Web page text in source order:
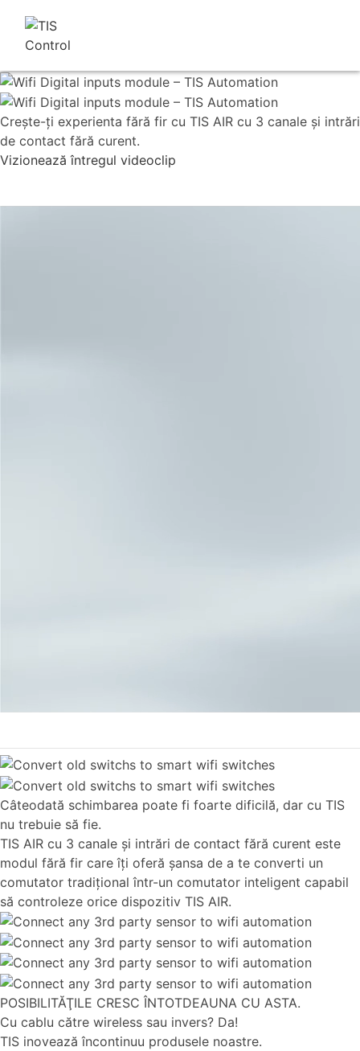
Creşte-ţi experienta fără fir cu TIS AIR cu 3 canale şi intrări
de contact fără curent.
Vizionează întregul videoclip
Câteodată schimbarea poate fi foarte dificilă, dar cu TIS
nu trebuie să fie.
TIS AIR cu 3 canale şi intrări de contact fără curent este
modul fără fir care îţi oferă şansa de a te converti un
comutator tradiţional într-un comutator inteligent capabil
să controleze orice dispozitiv TIS AIR.
POSIBILITĂŢILE CRESC ÎNTOTDEAUNA CU ASTA.
Cu cablu către wireless sau invers? Da!
TIS inovează încontinuu produsele noastre.